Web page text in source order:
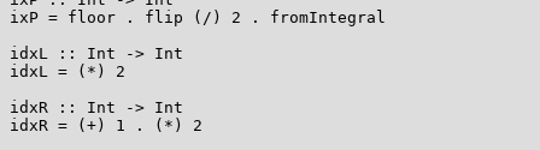
ixP = floor . flip (/) 2 . fromIntegral
idxL :: Int -> Int
idxL = (*) 2
idxR :: Int -> Int
idxR = (+) 1 . (*) 2